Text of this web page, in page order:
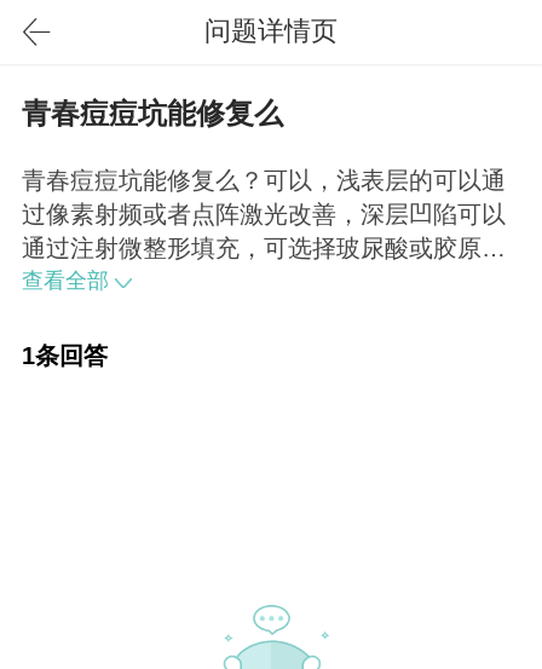
问题详情页
青春痘痘坑能修复么
青春痘痘坑能修复么？可以，浅表层的可以通
过像素射频或者点阵激光改善，深层凹陷可以
通过注射微整形填充，可选择玻尿酸或胶原蛋
白。
查看全部
1条回答